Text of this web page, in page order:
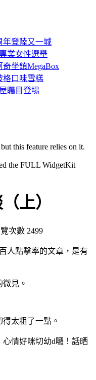
this feature relies on it.
the FULL WidgetKit
上）
次數 2499
人點擊率的文章，是有
見。
太粗了一點。
情好咪切幼d囉！話晒